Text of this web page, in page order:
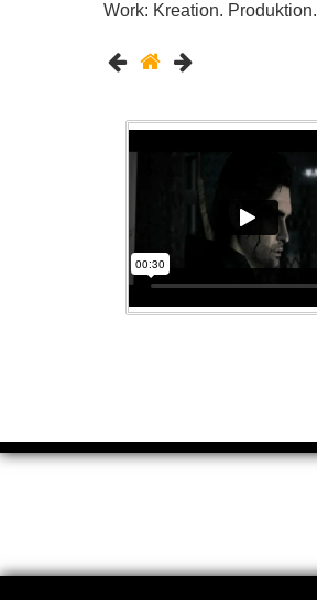
Work: Kreation. Produktion.